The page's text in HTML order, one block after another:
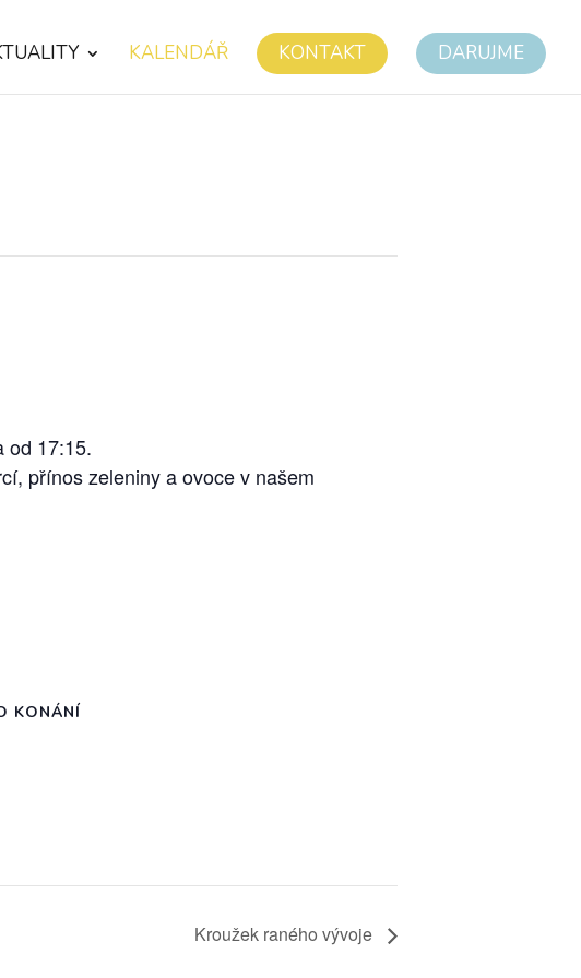
KALENDÁŘ KONTAKT DARUJME
od 17:15.
přínos zeleniny a ovoce v našem
KONÁNÍ
Kroužek raného vývoje